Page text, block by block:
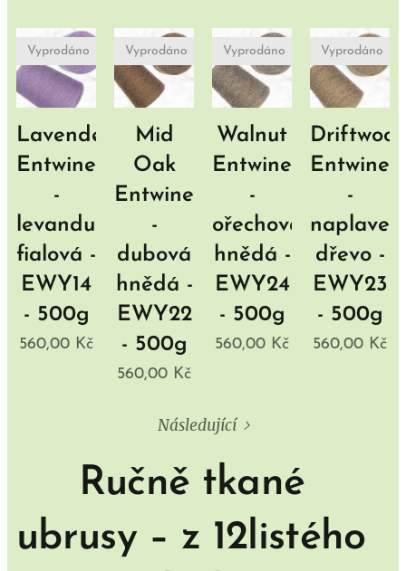
Lavender
Entwine
-
levandulová
fialová -
EWY14
- 500g
Vyprodáno
560,00 Kč
Mid
Oak
Entwine
-
dubová
hnědá -
EWY22
- 500g
Vyprodáno
560,00 Kč
Walnut
Entwine
-
ořechová
hnědá -
EWY24
- 500g
Vyprodáno
560,00 Kč
Entwine
-
dřevo -
EWY23
- 500g
Vyprodáno
560,00 Kč
Následující
Ručně tkané
ubrusy – z 12listého